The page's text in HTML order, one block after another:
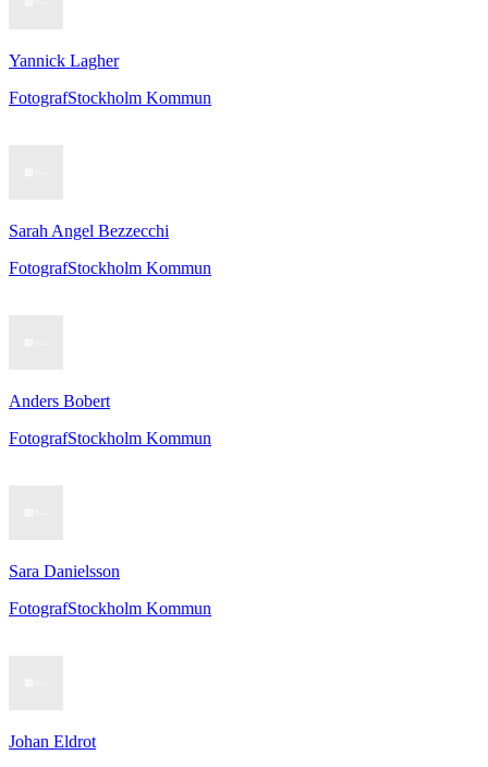
Yannick Lagher
FotografStockholm Kommun
Sarah Angel Bezzecchi
FotografStockholm Kommun
Anders Bobert
FotografStockholm Kommun
Sara Danielsson
FotografStockholm Kommun
Johan Eldrot